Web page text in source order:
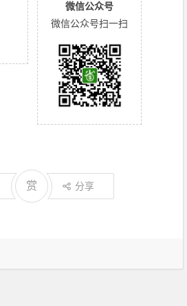
微信公众号
微信公众号扫一扫
赏 分享